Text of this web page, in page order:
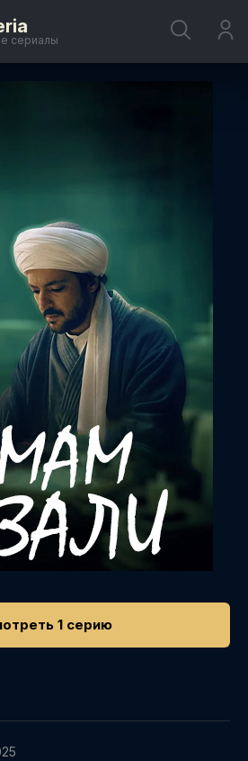
сериалы
1 серию